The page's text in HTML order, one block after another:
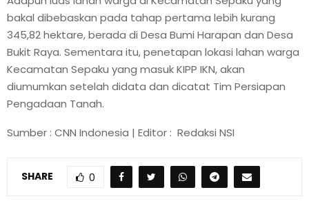
bakal dibebaskan pada tahap pertama lebih kurang
345,82 hektare, berada di Desa Bumi Harapan dan Desa
Bukit Raya. Sementara itu, penetapan lokasi lahan warga
Kecamatan Sepaku yang masuk KIPP IKN, akan
diumumkan setelah didata dan dicatat Tim Persiapan
Pengadaan Tanah.
Sumber : CNN Indonesia | Editor : Redaksi NSI
SHARE 0